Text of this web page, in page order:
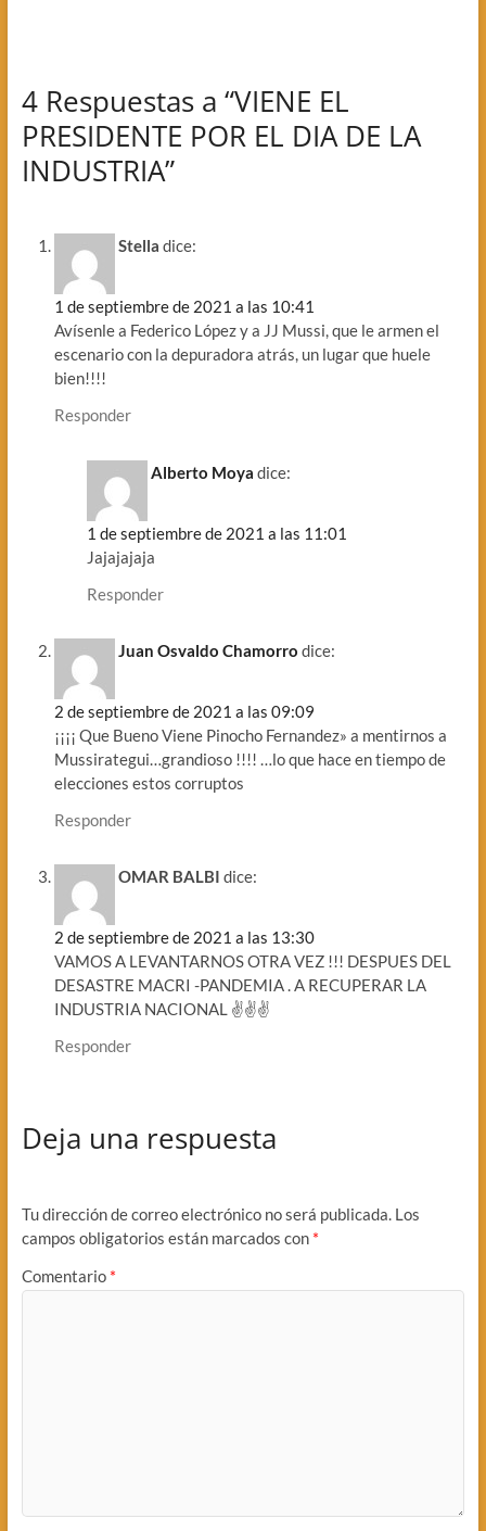
4 Respuestas a “VIENE EL
PRESIDENTE POR EL DIA DE LA
INDUSTRIA”
Stella dice:
1 de septiembre de 2021 a las 10:41
Avísenle a Federico López y a JJ Mussi, que le armen el
escenario con la depuradora atrás, un lugar que huele
bien!!!!
Responder
Alberto Moya dice:
1 de septiembre de 2021 a las 11:01
Jajajajaja
Responder
Juan Osvaldo Chamorro dice:
2 de septiembre de 2021 a las 09:09
¡¡¡¡ Que Bueno Viene Pinocho Fernandez» a mentirnos a
Mussirategui…grandioso !!!! …lo que hace en tiempo de
elecciones estos corruptos
Responder
OMAR BALBI dice:
2 de septiembre de 2021 a las 13:30
VAMOS A LEVANTARNOS OTRA VEZ !!! DESPUES DEL
DESASTRE MACRI -PANDEMIA . A RECUPERAR LA
INDUSTRIA NACIONAL ✌✌✌
Responder
Deja una respuesta
Tu dirección de correo electrónico no será publicada. Los
campos obligatorios están marcados con *
Comentario *